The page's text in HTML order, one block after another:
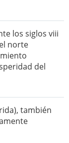
los siglos viii
norte
del
también